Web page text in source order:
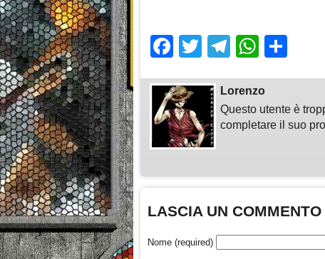
Facebook
TwitterTelegram
Lorenzo
Questo utente è
completare il suo
LASCIA UN COMMENTO
Nome (required)